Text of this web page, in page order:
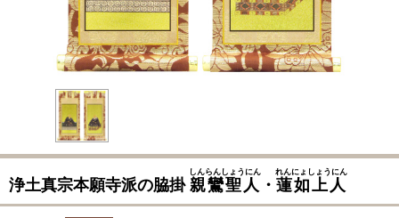
浄土真宗本願寺派の脇掛 親鸞聖人
しんらんしょうにん
・ 蓮如上人
れんにょしょうにん